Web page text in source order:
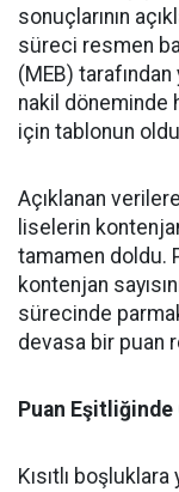
sonuçlarının
süreci resmen
(MEB)
nakil döneminde
için tablonun
Açıklanan
liselerin
tamamen doldu.
kontenjan
sürecinde
devasa bir puan
Puan Eşitliğinde
Kısıtlı